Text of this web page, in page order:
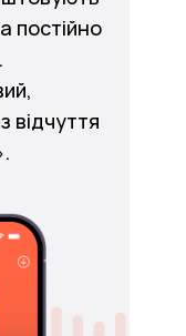
постійно
відчуття